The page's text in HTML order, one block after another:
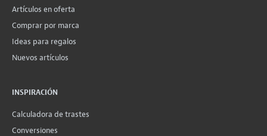
Artículos en oferta
Comprar por marca
Ideas para regalos
Nuevos artículos
INSPIRACIÓN
Calculadora de trastes
Conversiones